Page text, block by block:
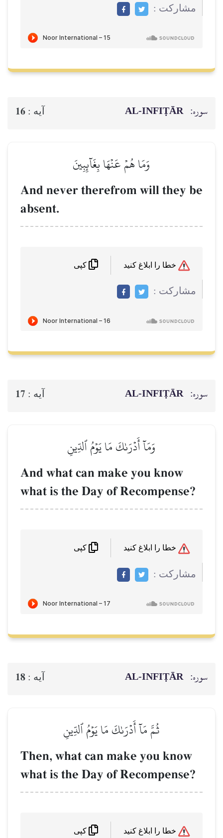
مشاركت :
سوره: AL‑INFIṬĀR آيه : 16
وَمَا هُمۡ عَنۡهَا بِغَآئِبِينَ
And never therefrom will they be
absent.
مشاركت :
سوره: AL‑INFIṬĀR آيه : 17
وَمَآ أَدۡرَىٰكَ مَا يَوۡمُ ٱلدِّينِ
And what can make you know
what is the Day of Recompense?
مشاركت :
سوره: AL‑INFIṬĀR آيه : 18
ثُمَّ مَآ أَدۡرَىٰكَ مَا يَوۡمُ ٱلدِّينِ
Then, what can make you know
what is the Day of Recompense?